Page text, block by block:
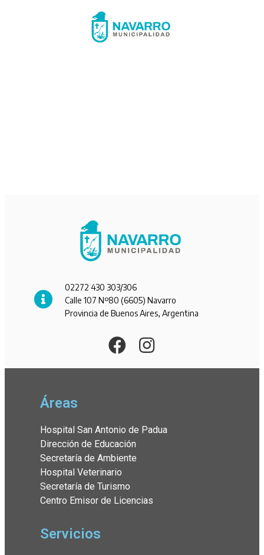
02272 430 303/306
Calle 107 Nº80 (6605) Navarro
Provincia de Buenos Aires, Argentina
Áreas
Hospital San Antonio de Padua
Dirección de Educación
Secretaría de Ambiente
Hospital Veterinario
Secretaría de Turismo
Centro Emisor de Licencias
Servicios